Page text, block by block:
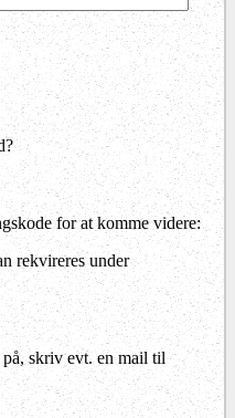
for at komme videre:
rekvireres under
skriv evt. en mail til